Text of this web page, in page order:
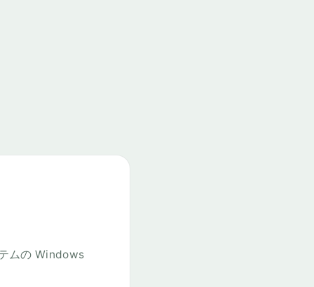
ムの Windows